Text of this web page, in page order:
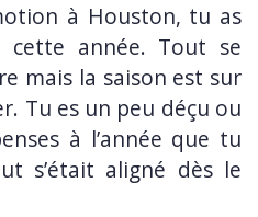
à Houston, tu as
cette année. Tout se
mais la saison est sur
Tu es un peu déçu ou
à l’année que tu
s’était aligné dès le